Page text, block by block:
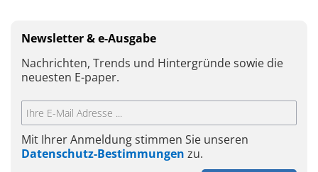
Newsletter & e-Ausgabe
Nachrichten, Trends und Hintergründe sowie die
neuesten E-paper.
Mit Ihrer Anmeldung stimmen Sie unseren
Datenschutz-Bestimmungen zu.